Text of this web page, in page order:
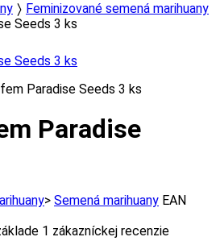
Feminizované semená marihuany
Seeds 3 ks
Paradise
> Semená marihuany EAN
1 zákazníckej recenzie